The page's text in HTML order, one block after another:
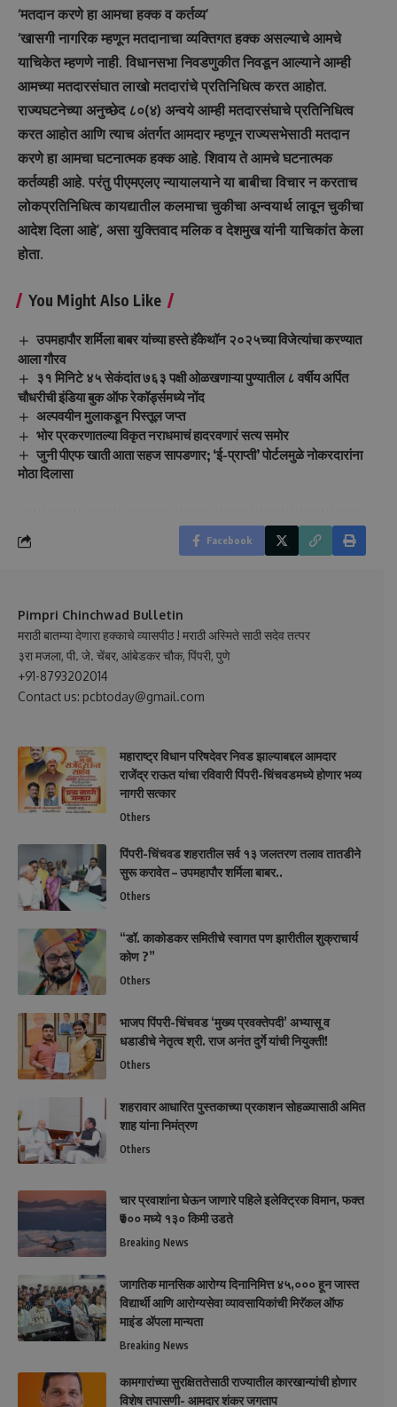
‘मतदान करणे हा आमचा हक्क व कर्तव्य’
‘खासगी नागरिक म्हणून मतदानाचा व्यक्तिगत हक्क असल्याचे आमचे
याचिकेत म्हणणे नाही. विधानसभा निवडणुकीत निवडून आल्याने आम्ही
आमच्या मतदारसंघात लाखो मतदारांचे प्रतिनिधित्व करत आहोत.
राज्यघटनेच्या अनुच्छेद ८०(४) अन्वये आम्ही मतदारसंघाचे प्रतिनिधित्व
करत आहोत आणि त्याच अंतर्गत आमदार म्हणून राज्यसभेसाठी मतदान
करणे हा आमचा घटनात्मक हक्क आहे. शिवाय ते आमचे घटनात्मक
कर्तव्यही आहे. परंतु पीएमएलए न्यायालयाने या बाबीचा विचार न करताच
लोकप्रतिनिधित्व कायद्यातील कलमाचा चुकीचा अन्वयार्थ लावून चुकीचा
आदेश दिला आहे’, असा युक्तिवाद मलिक व देशमुख यांनी याचिकांत केला
होता.
You Might Also Like
उपमहापौर शर्मिला बाबर यांच्या हस्ते हॅकेथॉन २०२५च्या विजेत्यांचा करण्यात
आला गौरव
३१ मिनिटे ४५ सेकंदांत ७६३ पक्षी ओळखणाऱ्या पुण्यातील ८ वर्षीय अर्पित
चौधरीची इंडिया बुक ऑफ रेकॉर्ड्समध्ये नोंद
अल्पवयीन मुलाकडून पिस्तूल जप्त
भोर प्रकरणातल्या विकृत नराधमाचं हादरवणारं सत्य समोर
जुनी पीएफ खाती आता सहज सापडणार; ‘ई-प्राप्ती’ पोर्टलमुळे नोकरदारांना
मोठा दिलासा
Facebook
Pimpri Chinchwad Bulletin
मराठी बातम्या देणारा हक्काचे व्यासपीठ ! मराठी अस्मिते साठी सदेव तत्पर
३रा मजला, पी. जे. चेंबर, आंबेडकर चौक, पिंपरी, पुणे
+91-8793202014
Contact us: pcbtoday@gmail.com
महाराष्ट्र विधान परिषदेवर निवड झाल्याबद्दल आमदार
राजेंद्र राऊत यांचा रविवारी पिंपरी-चिंचवडमध्ये होणार भव्य
नागरी सत्कार
Others
पिंपरी-चिंचवड शहरातील सर्व १३ जलतरण तलाव तातडीने
सुरू करावेत – उपमहापौर शर्मिला बाबर..
Others
“डॉ. काकोडकर समितीचे स्वागत पण झारीतील शुक्राचार्य
कोण ?”
Others
भाजप पिंपरी-चिंचवड ‘मुख्य प्रवक्तेपदी’ अभ्यासू व
धडाडीचे नेतृत्व श्री. राज अनंत दुर्गे यांची नियुक्ती!
Others
शहरावार आधारित पुस्तकाच्या प्रकाशन सोहळ्यासाठी अमित
शाह यांना निमंत्रण
Others
चार प्रवाशांना घेऊन जाणारे पहिले इलेक्ट्रिक विमान, फक्त
₹७०० मध्ये १३० किमी उडते
Breaking News
जागतिक मानसिक आरोग्य दिनानिमित्त ४५,००० हून जास्त
विद्यार्थी आणि आरोग्यसेवा व्यावसायिकांची मिरॅकल ऑफ
माइंड ॲपला मान्यता
Breaking News
कामगारांच्या सुरक्षिततेसाठी राज्यातील कारखान्यांची होणार
विशेष तपासणी- आमदार शंकर जगताप